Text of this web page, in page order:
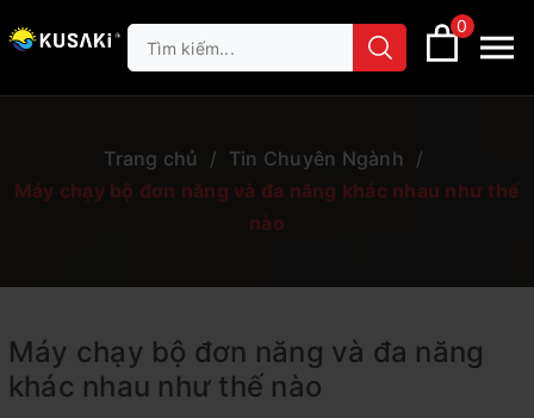
0
Trang chủ / Tin Chuyên Ngành
/
Máy chạy bộ đơn năng và đa năng khác nhau như thế
nào
Máy chạy bộ đơn năng và đa năng
khác nhau như thế nào